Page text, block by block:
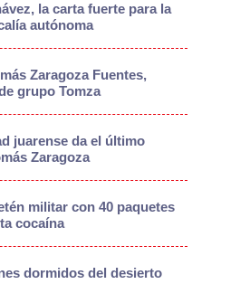
la carta fuerte para la
autónoma
Zaragoza Fuentes,
grupo Tomza
juarense da el último
Zaragoza
militar con 40 paquetes
cocaína
dormidos del desierto